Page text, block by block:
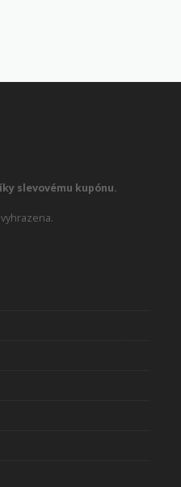
slevovému kupónu.